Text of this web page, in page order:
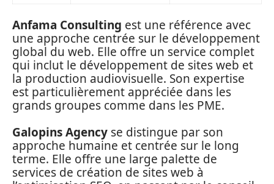
Anfama Consulting est une référence avec
une approche centrée sur le développement
global du web. Elle offre un service complet
qui inclut le développement de sites web et
la production audiovisuelle. Son expertise
est particulièrement appréciée dans les
grands groupes comme dans les PME.
Galopins Agency se distingue par son
approche humaine et centrée sur le long
terme. Elle offre une large palette de
services de création de sites web à